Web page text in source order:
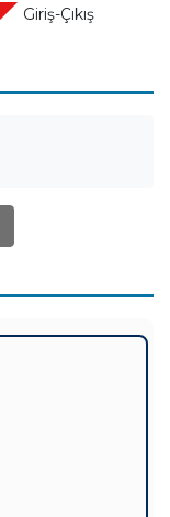
Giriş-Çıkış